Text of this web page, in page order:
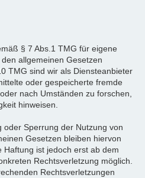
§ 7 Abs.1 TMG für eigene
allgemeinen Gesetzen
TMG sind wir als Diensteanbieter
oder gespeicherte fremde
nach Umständen zu forschen,
hinweisen.
oder Sperrung der Nutzung von
Gesetzen bleiben hiervon
Haftung ist jedoch erst ab dem
Rechtsverletzung möglich.
Rechtsverletzungen